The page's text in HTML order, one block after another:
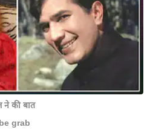
ने की बात
grab